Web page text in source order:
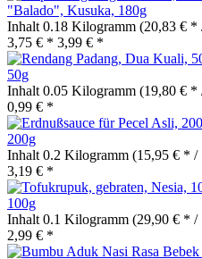
"Balado", Kusuka, 180g
Inhalt 0.18 Kilogramm (20,83 € *
3,75 € * 3,99 € *
50g
Inhalt 0.05 Kilogramm (19,80 € *
0,99 € *
200g
Inhalt 0.2 Kilogramm (15,95 € * /
3,19 € *
100g
Inhalt 0.1 Kilogramm (29,90 € * /
2,99 € *